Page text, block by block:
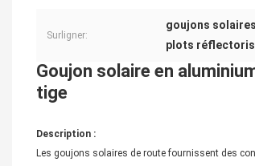
Surligner:
goujons
plots
Goujon solaire en
tige
Description :
Les goujons solaires de route fournissent des